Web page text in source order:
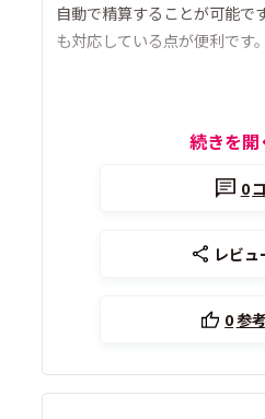
自動で精算することが可能で
も対応している点が便利です。
続きを開
0
レビ
0参